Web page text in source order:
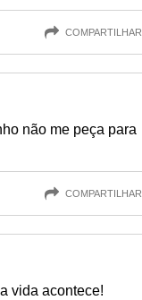
COMPARTILHAR
não me peça para
COMPARTILHAR
vida acontece!